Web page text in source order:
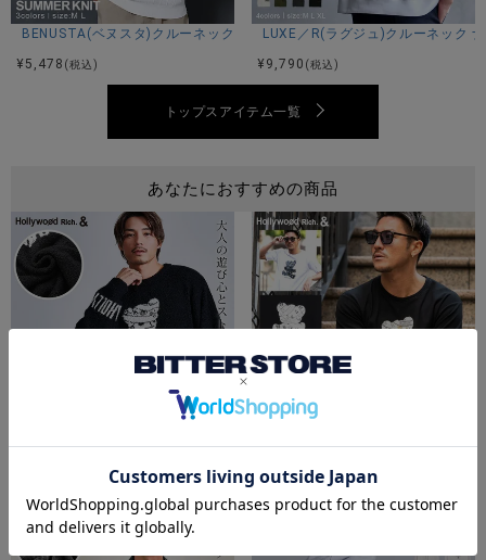
Kouki：身長178cm 体重70kg Lサイズ着用
アイテムガイド
伸縮性-若干あり 透け感-なし 生地の厚み-普通 裏地-なし
※当店スタッフの個人的な感想になります。お客様により、感
てご利用ください。
BENUSTA(ベヌスタ)クルーネック半袖ニット/3色
¥ 5,478 (税込)
LUXE／R(ラグジュ)クルーネック
¥ 9,790 (税込)
トップスアイテム一覧
あなたにおすすめの商品
Hollywood rich.&(ハリウッドリッチ)モールジャガードパンクベアクルー
Hollywood rich.&(ハリウッドリッ
¥5,940(税込)